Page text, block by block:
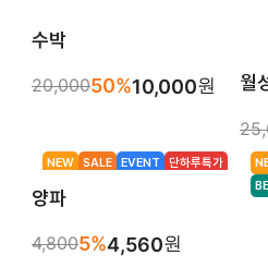
수박
20,00050%10,000원 월
NEW SALE EVENT
단하루특가
양파
4,8005%4,560원